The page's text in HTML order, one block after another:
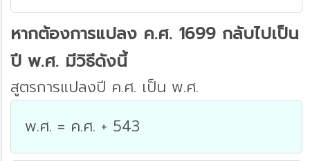
หากต้องการแปลง ค.ศ. 1699 กลับไปเป็น
ปี พ.ศ. มีวิธีดังนี้
สูตรการแปลงปี ค.ศ. เป็น พ.ศ.
พ.ศ. = ค.ศ. + 543